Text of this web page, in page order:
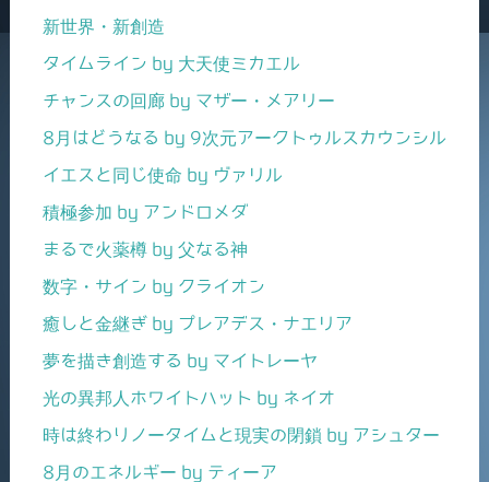
新世界・新創造
タイムライン by 大天使ミカエル
チャンスの回廊 by マザー・メアリー
8月はどうなる by 9次元アークトゥルスカウンシル
イエスと同じ使命 by ヴァリル
積極参加 by アンドロメダ
まるで火薬樽 by 父なる神
数字・サイン by クライオン
癒しと金継ぎ by プレアデス・ナエリア
夢を描き創造する by マイトレーヤ
光の異邦人ホワイトハット by ネイオ
時は終わりノータイムと現実の閉鎖 by アシュター
8月のエネルギー by ティーア